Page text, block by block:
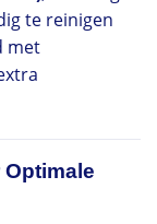
te reinigen
met